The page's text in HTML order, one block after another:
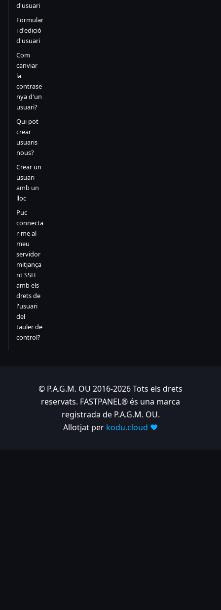
d'usuari
Formular
i d'edició
d'usuari
Com
canviar
la
contrase
nya d'un
usuari?
Qui pot
crear
usuaris
nous?
Crear un
usuari
amb un
lloc
Puc
connecta
r-me al
meu
servidor
mitjança
nt SSH
amb els
drets de
l'usuari
del
tauler de
control?
© P.A.G.M. OU 2016-2026 Tots els drets
reservats. FASTPANEL® és una marca
registrada de P.A.G.M. OU.
Allotjat per kodu.cloud ❤️